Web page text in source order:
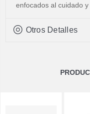
enfocados al cuidado y
Otros Detalles